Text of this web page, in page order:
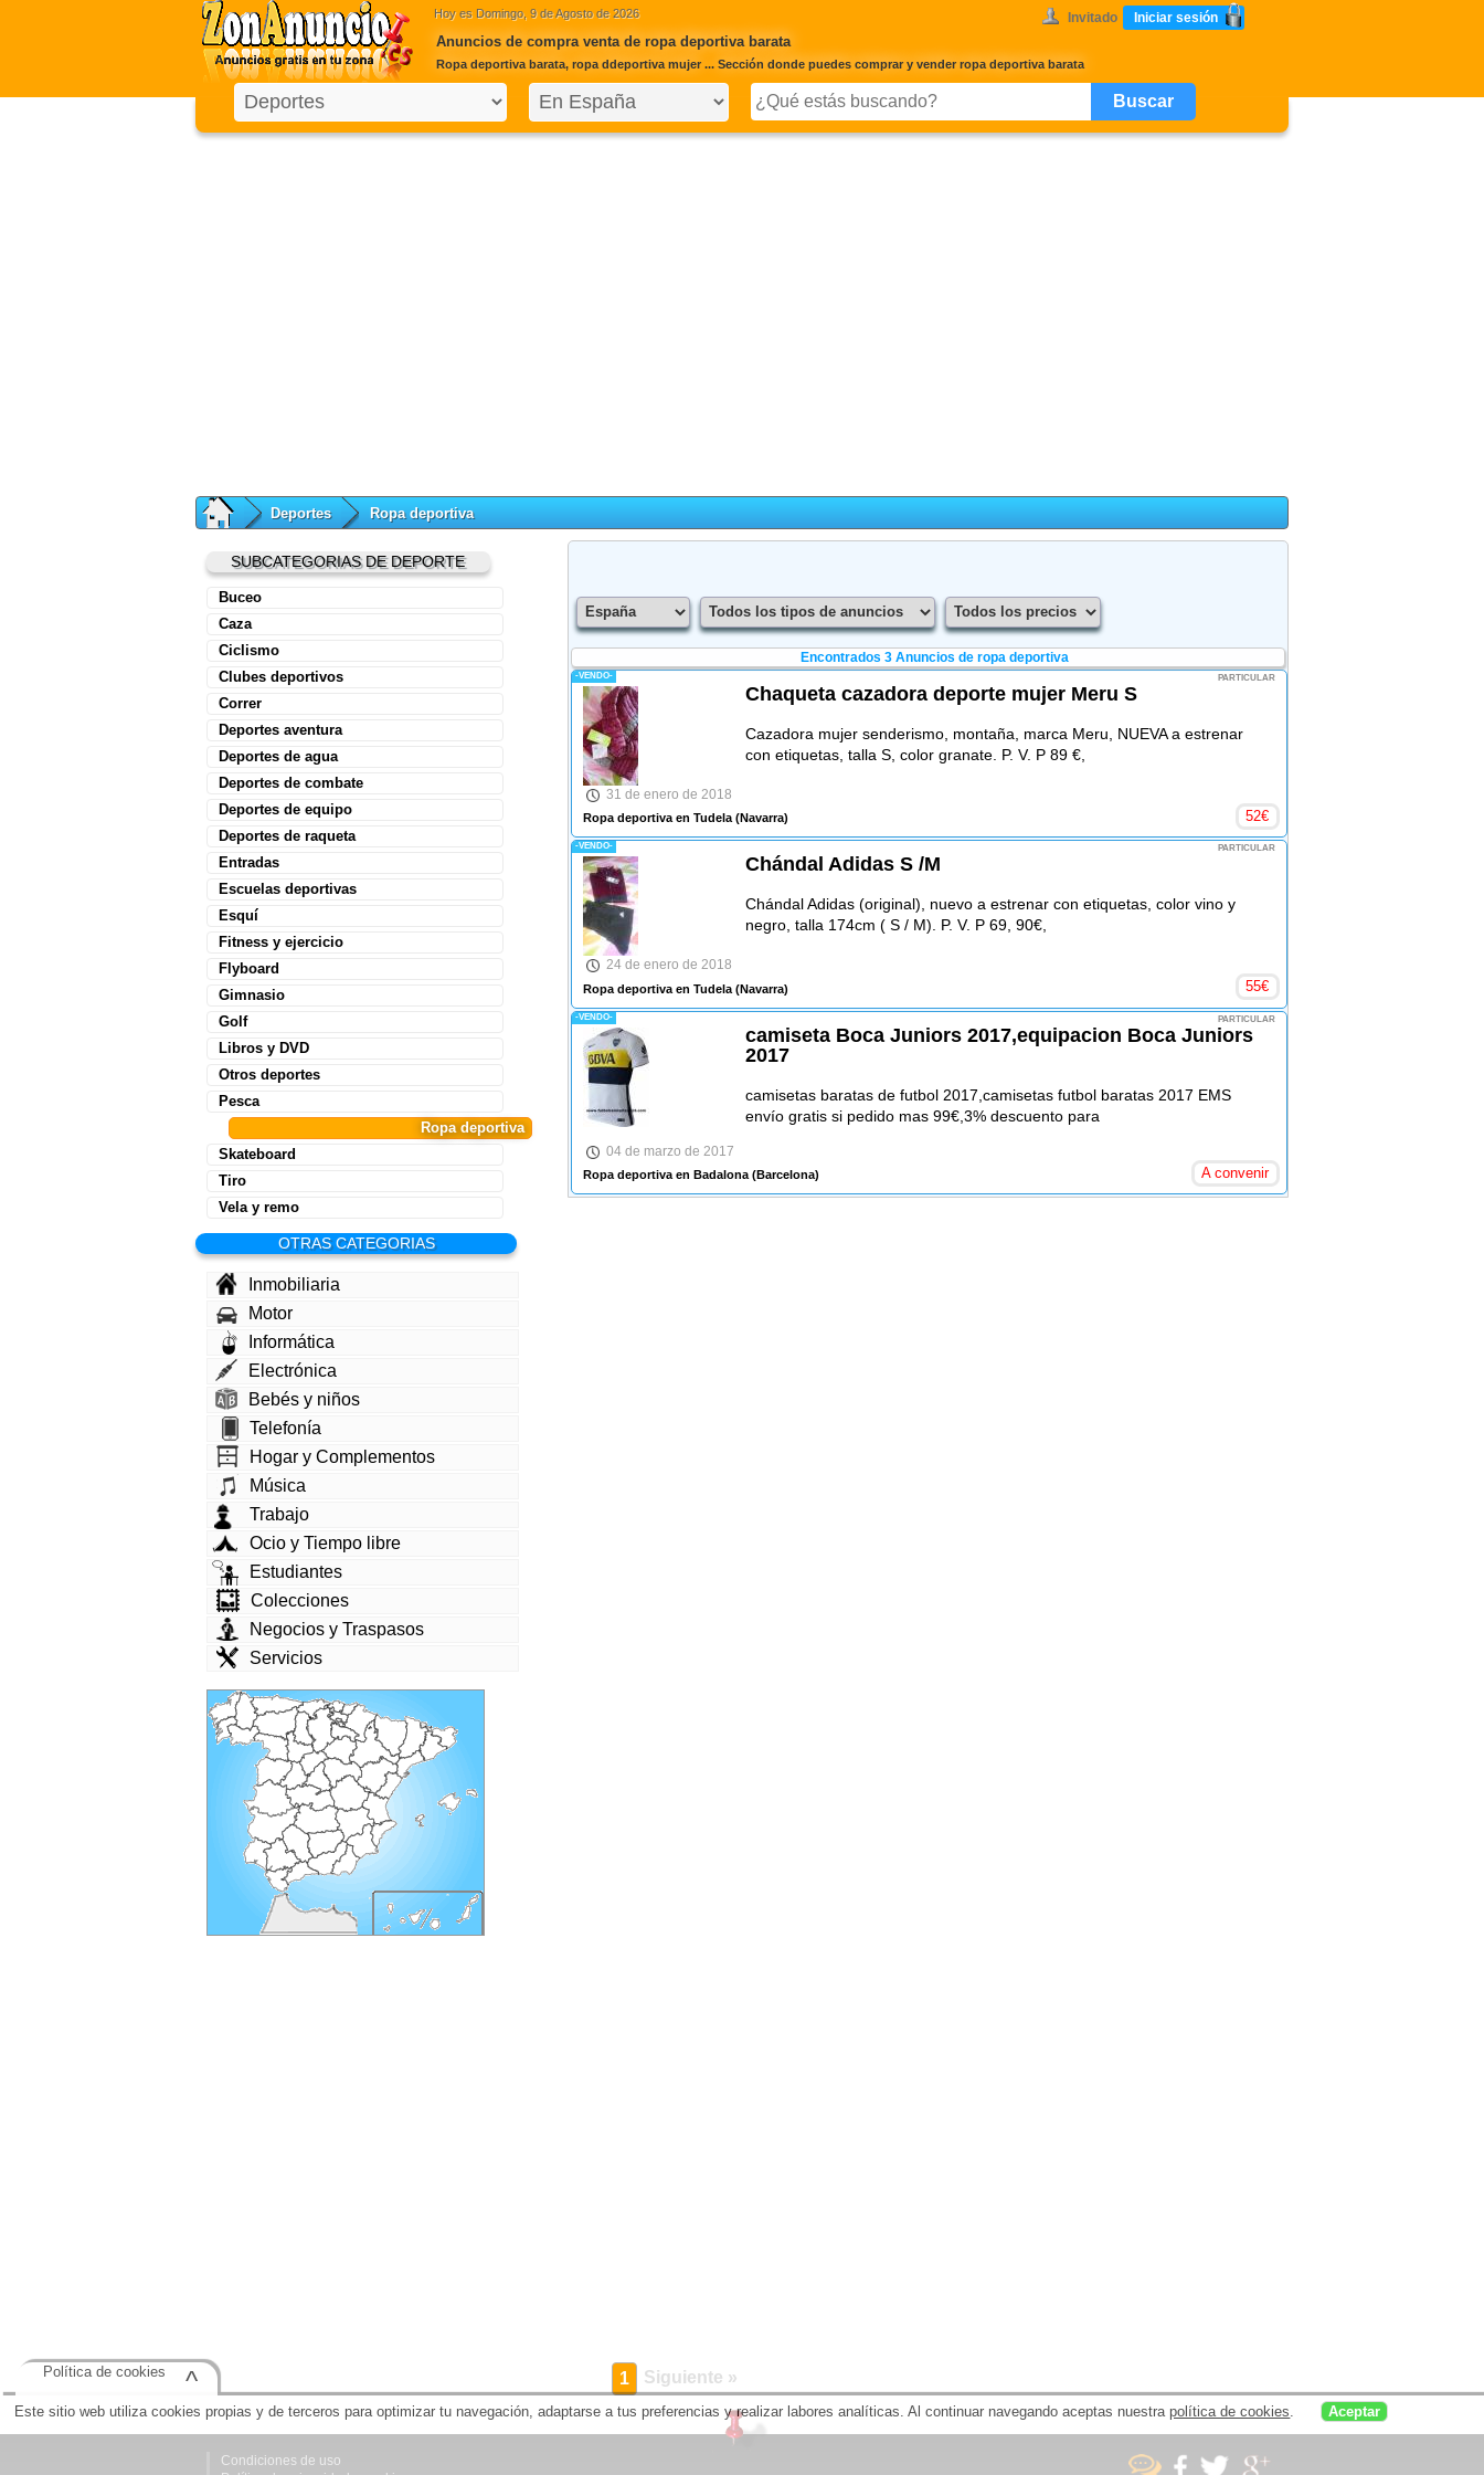
Hoy es Domingo, 9 de Agosto de 2026 Invitado Iniciar sesión
Anuncios de compra venta de ropa deportiva barata
Ropa deportiva barata, ropa ddeportiva mujer ... Sección donde puedes comprar y vender ropa deportiva barata
Deportes Ropa deportiva
SUBCATEGORIAS DE DEPORTE
Buceo
Caza
Ciclismo
Clubes deportivos
Correr
Deportes aventura
Deportes de agua
Deportes de combate
Deportes de equipo
Deportes de raqueta
Entradas
Escuelas deportivas
Esquí
Fitness y ejercicio
Flyboard
Gimnasio
Golf
Libros y DVD
Otros deportes
Pesca
Ropa deportiva
Skateboard
Tiro
Vela y remo
OTRAS CATEGORIAS
Inmobiliaria
Motor
Informática
Electrónica
Bebés y niños
Telefonía
Hogar y Complementos
Música
Trabajo
Ocio y Tiempo libre
Estudiantes
Colecciones
Negocios y Traspasos
Servicios
Encontrados 3Anuncios de ropa deportiva
-VENDO- PARTICULAR
Chaqueta cazadora deporte mujer Meru S
Cazadora mujer senderismo, montaña, marca Meru, NUEVA a estrenar
con etiquetas, talla S, color granate. P. V. P 89 €,
31 de enero de 2018
Ropa deportiva en Tudela(Navarra) 52€
-VENDO- PARTICULAR
Chándal Adidas S /M
Chándal Adidas (original), nuevo a estrenar con etiquetas, color vino y
negro, talla 174cm ( S / M). P. V. P 69, 90€,
24 de enero de 2018
Ropa deportiva en Tudela(Navarra) 55€
-VENDO- PARTICULAR
camiseta Boca Juniors 2017,equipacion Boca Juniors
2017
camisetas baratas de futbol 2017,camisetas futbol baratas 2017 EMS
envío gratis si pedido mas 99€,3% descuento para
04 de marzo de 2017
Ropa deportiva en Badalona(Barcelona) A convenir
1 Siguiente »
Condiciones de uso
Este sitio web utiliza cookies propias y de terceros para optimizar tu navegación, adaptarse a tus preferencias y realizar labores analíticas. Al continuar navegando aceptas nuestrapolítica de cookies. Aceptar
Política de cookies ^